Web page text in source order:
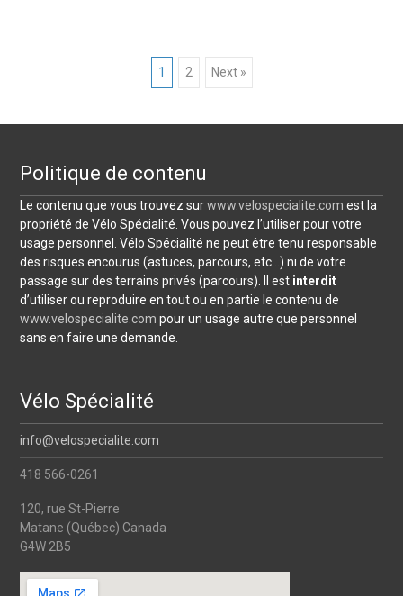
navigation
1 2 Next »
Politique de contenu
Le contenu que vous trouvez surwww.velospecialite.com est la
propriété de Vélo Spécialité. Vous pouvez l’utiliser pour votre
usage personnel. Vélo Spécialité ne peut être tenu responsable
des risques encourus (astuces, parcours, etc…) ni de votre
passage sur des terrains privés (parcours). Il est interdit
d’utiliser ou reproduire en tout ou en partie le contenu de
www.velospecialite.com pour un usage autre que personnel
sans en faire une demande.
Vélo Spécialité
info@velospecialite.com
418 566-0261
120, rue St-Pierre
Matane (Québec) Canada
G4W 2B5